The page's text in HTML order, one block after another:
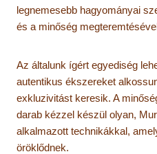
legnemesebb hagyományai
és a minőség
Az általunk ígért egyediség
autentikus ékszereket
exkluzivitást keresik. A
darab kézzel készül olyan,
alkalmazott technikákkal,
öröklődnek.